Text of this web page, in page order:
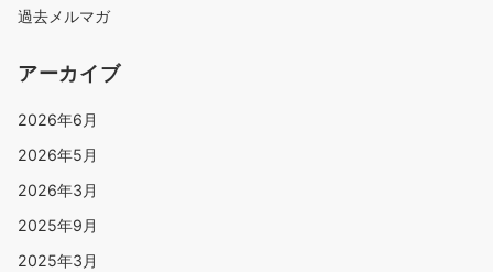
過去メルマガ
アーカイブ
2026年6月
2026年5月
2026年3月
2025年9月
2025年3月